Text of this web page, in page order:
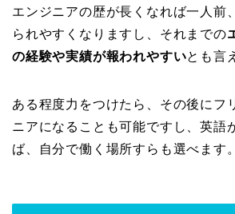
エンジニアの歴が長くなれば一人前
られやすくなりますし、それまでの
の経験や実績が報われやすいとも言
ある程度力をつけたら、その後にフ
ニアになることも可能ですし、英語
ば、自分で働く場所すらも選べます。